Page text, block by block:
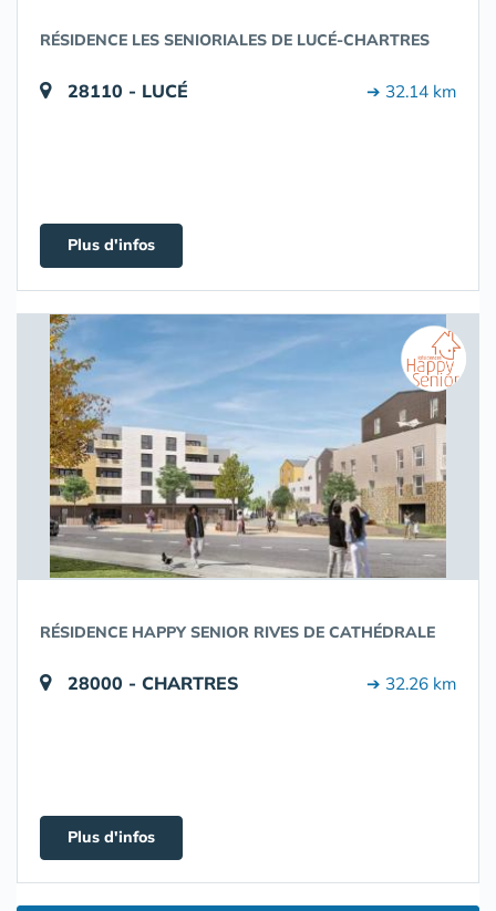
RÉSIDENCE LES SENIORIALES DE LUCÉ-CHARTRES
28110 - LUCÉ ➔ 32.14 km
Plus d'infos
RÉSIDENCE HAPPY SENIOR RIVES DE CATHÉDRALE
28000 - CHARTRES ➔ 32.26 km
Plus d'infos